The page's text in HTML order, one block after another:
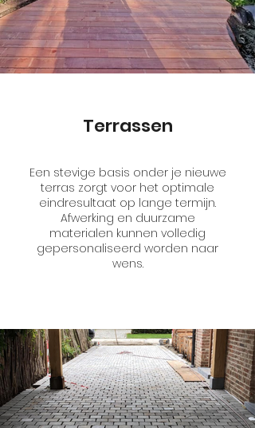
Terrassen
Een stevige basis onder je nieuwe
terras zorgt voor het optimale
eindresultaat op lange termijn.
Afwerking en duurzame
materialen kunnen volledig
gepersonaliseerd worden naar
wens.